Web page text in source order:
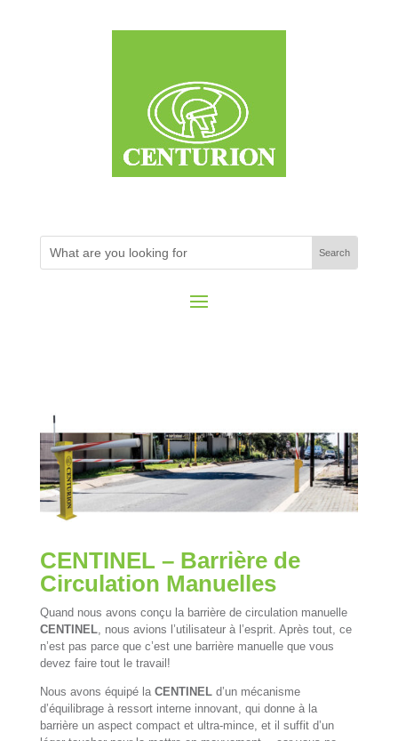
CENTINEL – Barrière de
Circulation Manuelles
Quand nous avons conçu la barrière de circulation manuelle
CENTINEL, nous avions l’utilisateur à l’esprit. Après tout, ce
n’est pas parce que c’est une barrière manuelle que vous
devez faire tout le travail!
Nous avons équipé la CENTINELd’un mécanisme
d’équilibrage à ressort interne innovant, qui donne à la
barrière un aspect compact et ultra-mince, et il suffit d’un